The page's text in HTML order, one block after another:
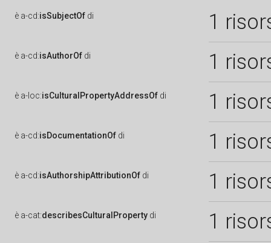
è a-cd:isSubjectOf di 1
è a-cd:isAuthorOf di 1
è a-loc:isCulturalPropertyAddressOf di 1
è a-cd:isDocumentationOf di 1
è a-cd:isAuthorshipAttributionOf di 1
è a-cat:describesCulturalProperty di 1